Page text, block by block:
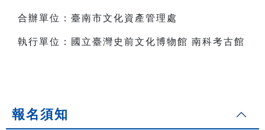
合辦單位：臺南市文化資產管理處
執行單位：國立臺灣史前文化博物館 南科考古館
報名須知